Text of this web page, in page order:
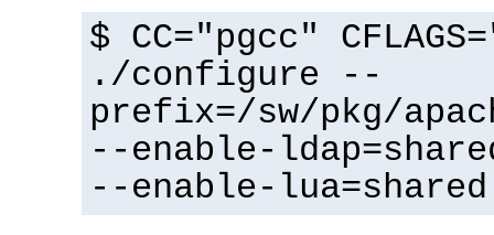
$ CC="pgcc"
./configure --
prefix=/sw/pkg/
--enable-
--enable-lua=shared